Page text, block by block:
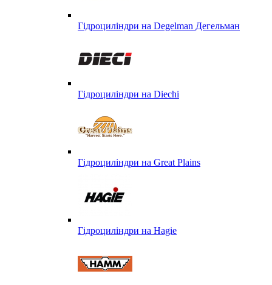
Гідроциліндри на Degelman Дегельман
Гідроциліндри на Diechi
Гідроциліндри на Great Plains
Гідроциліндри на Hagie